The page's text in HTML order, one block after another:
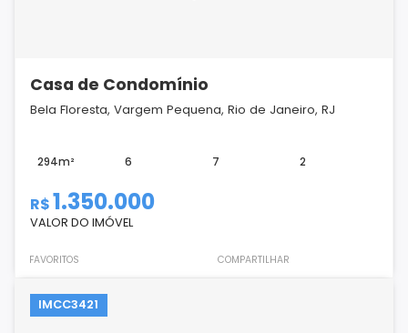
Casa de Condomínio
Bela Floresta, Vargem Pequena, Rio de Janeiro, RJ
294m² 6 7 2
R$1.350.000
VALOR DO IMÓVEL
FAVORITOS COMPARTILHAR
IMCC3421